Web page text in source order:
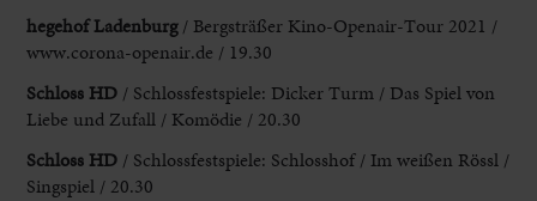
hegehof Ladenburg / Bergsträßer Kino-Openair-Tour 2021 /
www.corona-openair.de / 19.30
Schloss HD / Schlossfestspiele: Dicker Turm / Das Spiel von
Liebe und Zufall / Komödie / 20.30
Schloss HD / Schlossfestspiele: Schlosshof / Im weißen Rössl /
Singspiel / 20.30